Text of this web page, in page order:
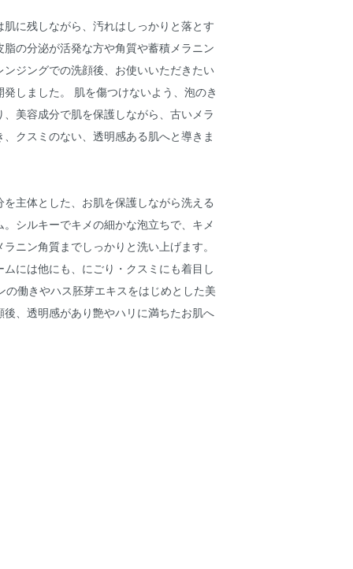
に残しながら、汚れはしっかりと落とす
の分泌が活発な方や角質や蓄積メラニン
ジングでの洗顔後、お使いいただきたい
しました。 肌を傷つけないよう、泡のき
美容成分で肌を保護しながら、古いメラ
クスミのない、透明感ある肌へと導きま
主体とした、お肌を保護しながら洗える
シルキーでキメの細かな泡立ちで、キメ
ニン角質までしっかりと洗い上げます。
には他にも、にごり・クスミにも着目し
の働きやハス胚芽エキスをはじめとした美
、透明感があり艶やハリに満ちたお肌へ